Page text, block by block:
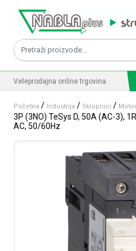
Pretraži:
Veleprodajna online trgovina
Početna / Industrija / Sklopnici /
3P (3NO) TeSys D, 50A (AC-3),
AC, 50/60Hz